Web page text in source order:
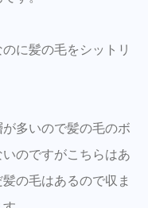
に髪の毛をシットリ
多いので髪の毛のボ
のですがこちらはあ
の毛はあるので収ま